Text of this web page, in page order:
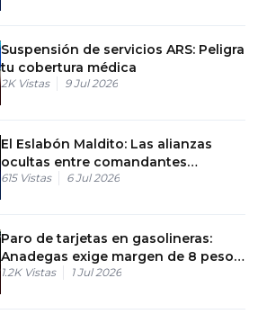
Suspensión de servicios ARS: Peligra
tu cobertura médica
2K Vistas 9 Jul 2026
El Eslabón Maldito: Las alianzas
ocultas entre comandantes
policiales y delincuentes
615 Vistas 6 Jul 2026
Paro de tarjetas en gasolineras:
Anadegas exige margen de 8 pesos
por galón
1.2K Vistas 1 Jul 2026